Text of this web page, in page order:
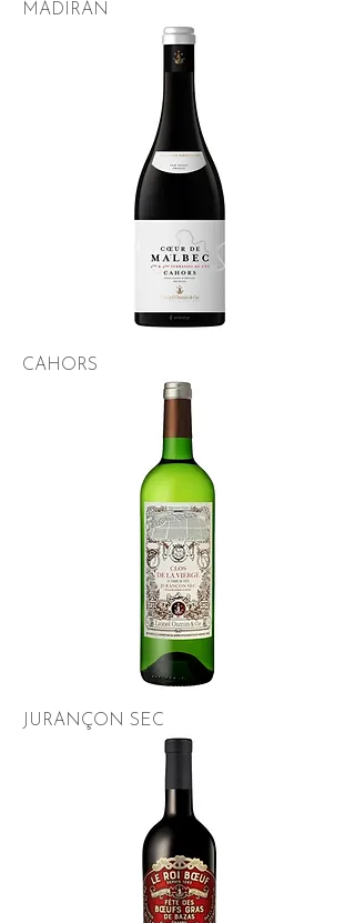
MADIRAN
CAHORS
JURANÇON SEC